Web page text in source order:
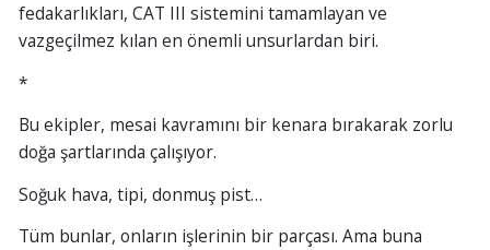
fedakarlıkları, CAT III sistemini tamamlayan ve
vazgeçilmez kılan en önemli unsurlardan biri.
*
Bu ekipler, mesai kavramını bir kenara bırakarak zorlu
doğa şartlarında çalışıyor.
Soğuk hava, tipi, donmuş pist…
Tüm bunlar, onların işlerinin bir parçası. Ama buna